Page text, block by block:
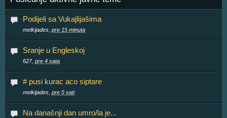
Podijeli sa Vukajlijašima
melkijades, pre 15 minuta
Sranje u Engleskoj
627, pre 4 sata
# pusi kurac aco siptare
melkijades, pre 5 sati
Na današnji dan umro/la je...